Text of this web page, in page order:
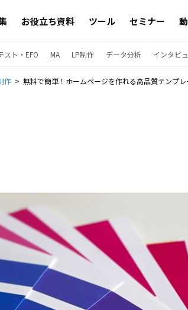
お役立ち資料 ツール セミナー
スト・EFO MA LP制作 データ分析 インタビ
作 無料で簡単！ホームページを作れる高品質テンプ